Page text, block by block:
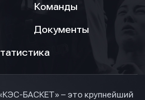
Команды
Документы
БАСКЕТ» – это крупнейший